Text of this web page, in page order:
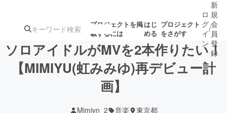
プロジェクトを掲
載するには
はじ
める
プロジェクト
をさがす
注目の新着プロ
ロ
グ
イ
ン
/
新
規
会
員
登
録
ソロアイドルがMVを2本作りたい！
【MIMIYU(虹みみゆ)再デビュー計
画】
Mimiyn_2 音楽 東京都